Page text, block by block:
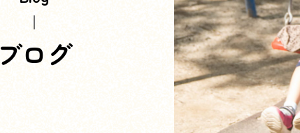
ブログ